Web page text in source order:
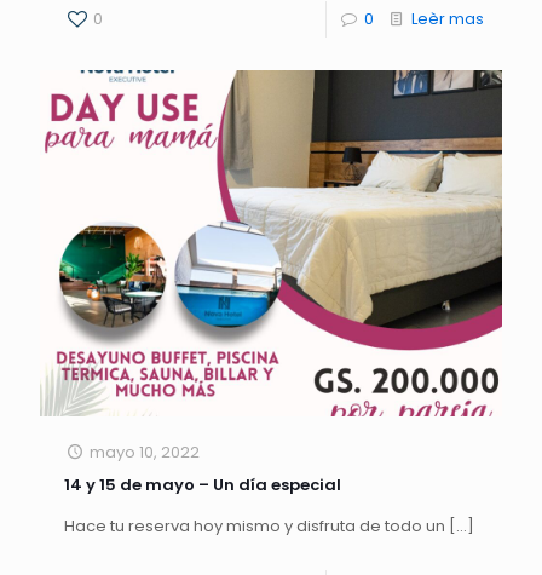
0 0 Leèr mas
mayo 10, 2022
14 y 15 de mayo – Un día especial
Hace tu reserva hoy mismo y disfruta de todo un […]